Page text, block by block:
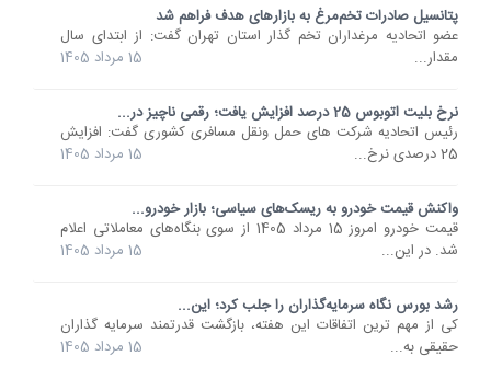
پتانسیل صادرات تخم‌مرغ به بازارهای هدف فراهم شد
عضو اتحادیه مرغداران تخم گذار استان تهران گفت: از ابتدای سال
مقدار...
15 مرداد 1405
نرخ بلیت اتوبوس 25 درصد افزایش یافت؛ رقمی ناچیز در...
رئیس اتحادیه شرکت های حمل ونقل مسافری کشوری گفت: افزایش
25 درصدی نرخ...
15 مرداد 1405
واکنش قیمت خودرو به ریسک‌های سیاسی؛ بازار خودرو...
قیمت خودرو امروز 15 مرداد 1405 از سوی بنگاه‌های معاملاتی اعلام
شد. در این...
15 مرداد 1405
رشد بورس نگاه سرمایه‌گذاران را جلب کرد؛ این...
کی از مهم ترین اتفاقات این هفته، بازگشت قدرتمند سرمایه گذاران
حقیقی به...
15 مرداد 1405